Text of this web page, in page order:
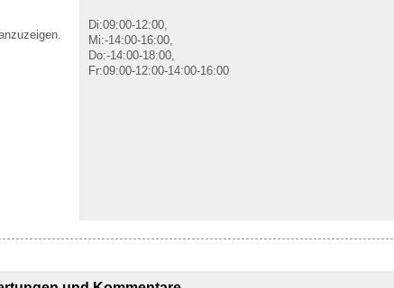
Di:09:00-12:00,
Mi:-14:00-16:00,
Do:-14:00-18:00,
Fr:09:00-12:00-14:00-16:00